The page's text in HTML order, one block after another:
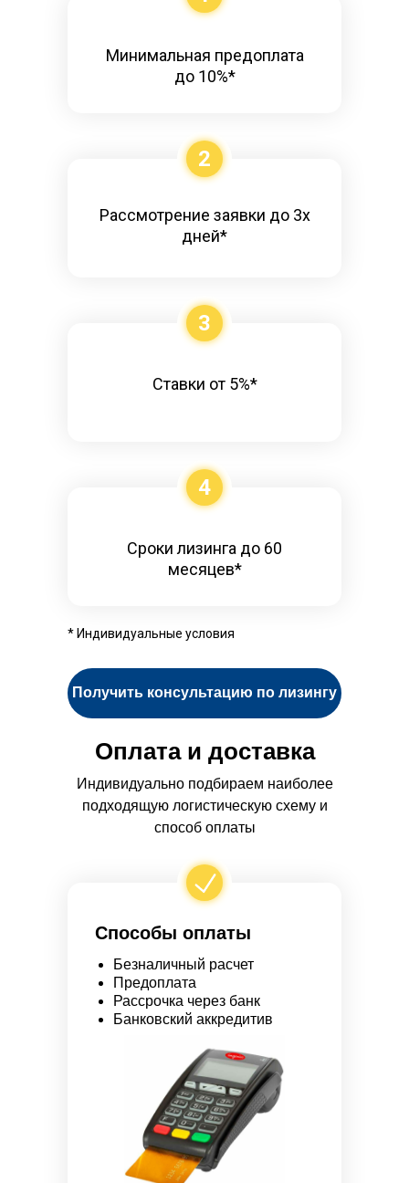
Минимальная предоплата
до 10%*
Рассмотрение заявки до 3х
дней*
Ставки от 5%*
Получить консультацию по лизингу
2
3
Сроки лизинга до 60
месяцев*
4
* Индивидуальные условия
Оплата и доставка
Индивидуально подбираем наиболее
подходящую логистическую схему и
способ оплаты
Способы оплаты
Безналичный расчет
Предоплата
Рассрочка через банк
Банковский аккредитив